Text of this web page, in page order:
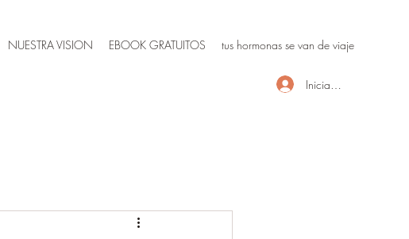
NUESTRA VISION EBOOK GRATUITOS tus hormonas se van de viaje
Iniciar sesión